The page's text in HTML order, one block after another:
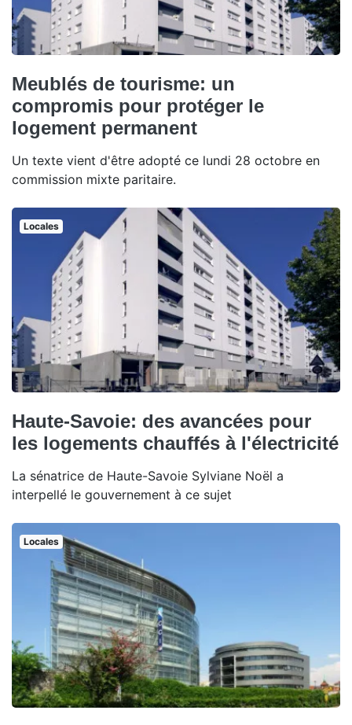
Meublés de tourisme: un
compromis pour protéger le
logement permanent
Un texte vient d'être adopté ce lundi 28 octobre en
commission mixte paritaire.
Locales
Haute-Savoie: des avancées pour
les logements chauffés à l'électricité
La sénatrice de Haute-Savoie Sylviane Noël a
interpellé le gouvernement à ce sujet
Locales